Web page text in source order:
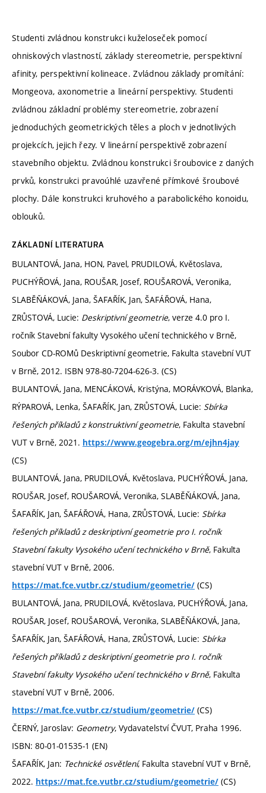
Studenti zvládnou konstrukci kuželoseček pomocí
ohniskových vlastností, základy stereometrie, perspektivní
afinity, perspektivní kolineace. Zvládnou základy promítání:
Mongeova, axonometrie a lineární perspektivy. Studenti
zvládnou základní problémy stereometrie, zobrazení
jednoduchých geometrických těles a ploch v jednotlivých
projekcích, jejich řezy. V lineární perspektivě zobrazení
stavebního objektu. Zvládnou konstrukci šroubovice z daných
prvků, konstrukci pravoúhlé uzavřené přímkové šroubové
plochy. Dále konstrukci kruhového a parabolického konoidu,
oblouků.
ZÁKLADNÍ LITERATURA
BULANTOVÁ, Jana, HON, Pavel, PRUDILOVÁ, Květoslava,
PUCHÝŘOVÁ, Jana, ROUŠAR, Josef, ROUŠAROVÁ, Veronika,
SLABĚŇÁKOVÁ, Jana, ŠAFAŘÍK, Jan, ŠAFÁŘOVÁ, Hana,
ZRŮSTOVÁ, Lucie: Deskriptivní geometrie, verze 4.0 pro I.
ročník Stavební fakulty Vysokého učení technického v Brně,
Soubor CD-ROMů Deskriptivní geometrie, Fakulta stavební VUT
v Brně, 2012. ISBN 978-80-7204-626-3. (CS)
BULANTOVÁ, Jana, MENCÁKOVÁ, Kristýna, MORÁVKOVÁ, Blanka,
RÝPAROVÁ, Lenka, ŠAFAŘÍK, Jan, ZRŮSTOVÁ, Lucie: Sbírka
řešených příkladů z konstruktivní geometrie, Fakulta stavební
VUT v Brně, 2021. https://www.geogebra.org/m/ejhn4jay
(CS)
BULANTOVÁ, Jana, PRUDILOVÁ, Květoslava, PUCHÝŘOVÁ, Jana,
ROUŠAR, Josef, ROUŠAROVÁ, Veronika, SLABĚŇÁKOVÁ, Jana,
ŠAFAŘÍK, Jan, ŠAFÁŘOVÁ, Hana, ZRŮSTOVÁ, Lucie: Sbírka
řešených příkladů z deskriptivní geometrie pro I. ročník
Stavební fakulty Vysokého učení technického v Brně, Fakulta
stavební VUT v Brně, 2006.
https://mat.fce.vutbr.cz/studium/geometrie/ (CS)
BULANTOVÁ, Jana, PRUDILOVÁ, Květoslava, PUCHÝŘOVÁ, Jana,
ROUŠAR, Josef, ROUŠAROVÁ, Veronika, SLABĚŇÁKOVÁ, Jana,
ŠAFAŘÍK, Jan, ŠAFÁŘOVÁ, Hana, ZRŮSTOVÁ, Lucie: Sbírka
řešených příkladů z deskriptivní geometrie pro I. ročník
Stavební fakulty Vysokého učení technického v Brně, Fakulta
stavební VUT v Brně, 2006.
https://mat.fce.vutbr.cz/studium/geometrie/ (CS)
ČERNÝ, Jaroslav: Geometry, Vydavatelství ČVUT, Praha 1996.
ISBN: 80-01-01535-1 (EN)
ŠAFAŘÍK, Jan: Technické osvětlení, Fakulta stavební VUT v Brně,
2022. https://mat.fce.vutbr.cz/studium/geometrie/ (CS)